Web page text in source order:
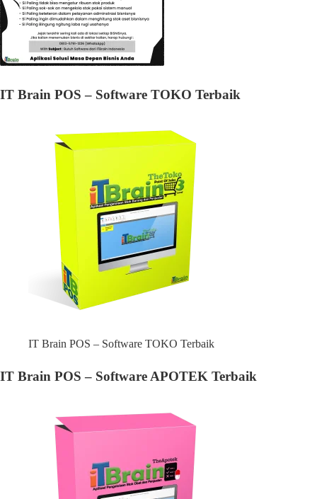
IT Brain POS – Software TOKO Terbaik
IT Brain POS – Software TOKO Terbaik
IT Brain POS – Software APOTEK Terbaik